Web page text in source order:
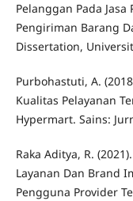
Pelanggan Pada Jasa
Pengiriman Barang
Dissertation,
Purbohastuti, A.
Kualitas Pelayanan
Hypermart. Sains:
Raka Aditya, R.
Layanan Dan Brand
Pengguna Provider